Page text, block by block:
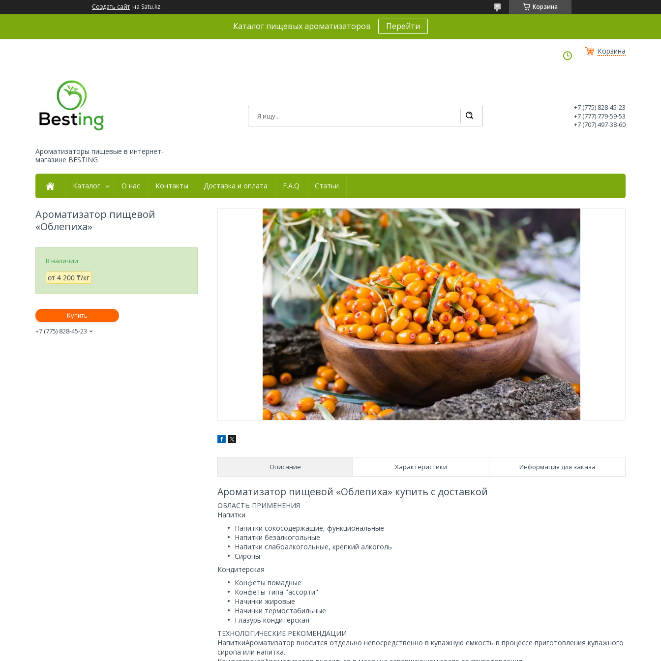
Создать сайт на Satu.kz Корзина
Каталог пищевых ароматизаторов Перейти
Корзина
Ароматизаторы пищевые в интернет-
магазине BESTING
+7 (775) 828-45-23
+7 (777) 779-59-53
+7 (707) 497-38-60
Каталог О нас Контакты Доставка и оплата F.A.Q Статьи
Описание Характеристики Информация для заказа
Ароматизатор пищевой «Облепиха» купить с доставкой
ОБЛАСТЬ ПРИМЕНЕНИЯ
Напитки
Напитки сокосодержащие, функциональные
Напитки безалкогольные
Напитки слабоалкогольные, крепкий алкоголь
Сиропы
Кондитерская
Конфеты помадные
Конфеты типа "ассорти"
Начинки жировые
Начинки термостабильные
Глазурь кондитерская
ТЕХНОЛОГИЧЕСКИЕ РЕКОМЕНДАЦИИ
НапиткиАроматизатор вносится отдельно непосредственно в купажную емкость в процессе приготовления купажного
сиропа или напитка.
Ароматизатор пищевой
«Облепиха»
В наличии
от 4 200 ₸/кг
Купить
+7 (775) 828-45-23